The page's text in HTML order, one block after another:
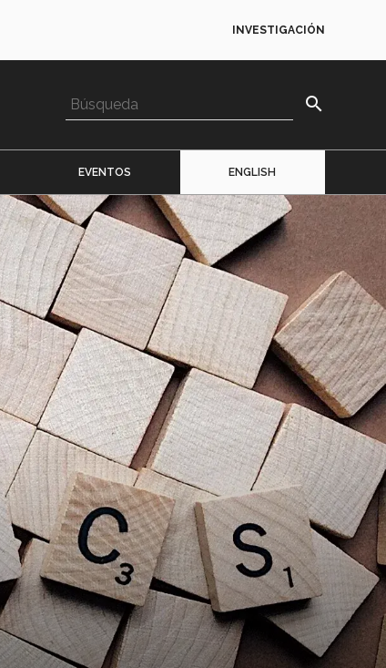
INVESTIGACIÓN
search
EVENTOS ENGLISH